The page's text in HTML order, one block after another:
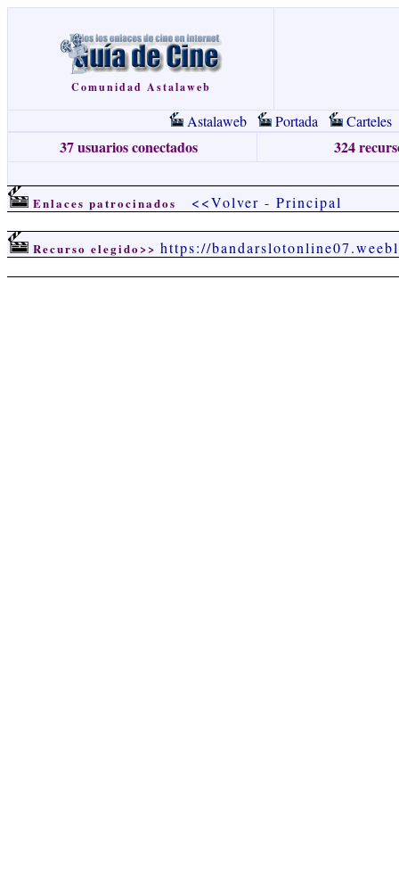
Comunidad Astalaweb
Astalaweb Portada Carteles
37 usuarios conectados 324
Enlaces patrocinados <<Volver - Principal
Recurso elegido>> https://